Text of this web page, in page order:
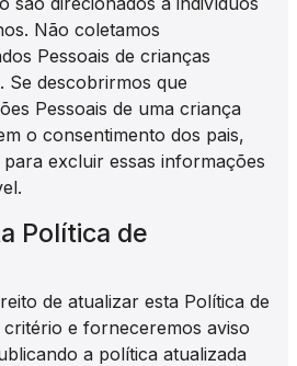
Não coletamos
Pessoais de crianças
Se descobrirmos que
Pessoais de uma criança
o consentimento dos pais,
excluir essas informações
Política de
de atualizar esta Política de
critério e forneceremos aviso
a política atualizada